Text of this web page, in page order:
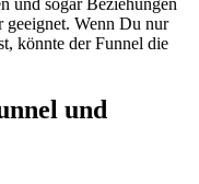
und sogar Beziehungen
geeignet. Wenn Du nur
könnte der Funnel die
und